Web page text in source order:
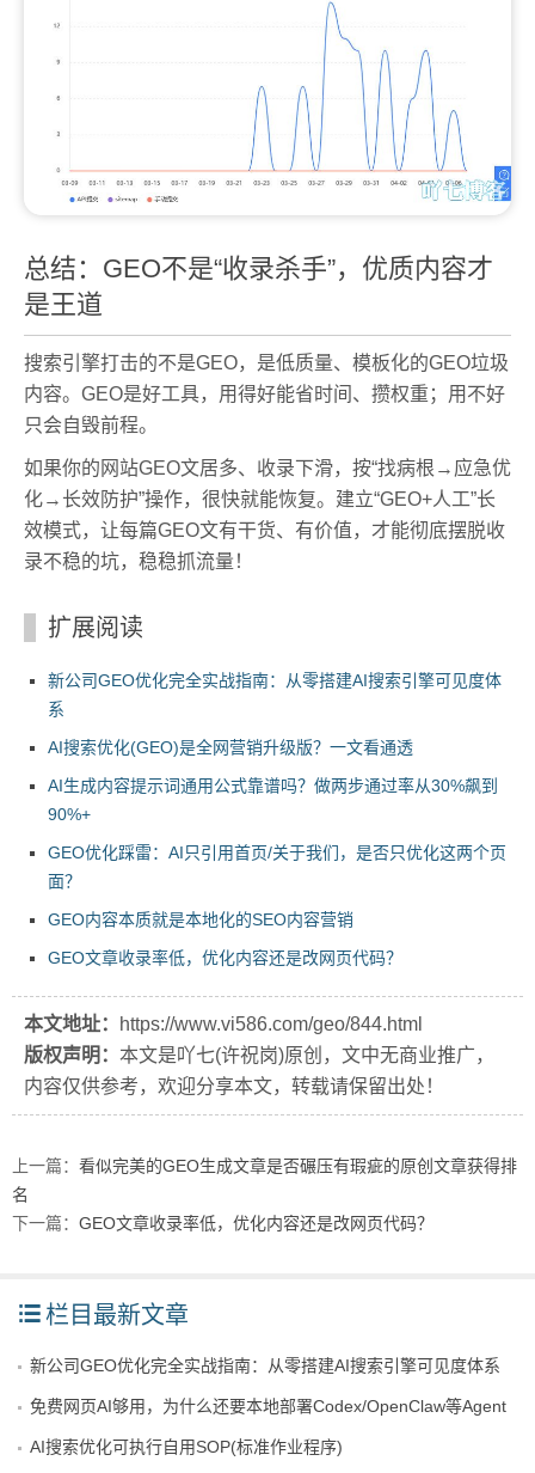
总结：GEO不是“收录杀手”，优质内容才
是王道
搜索引擎打击的不是GEO，是低质量、模板化的GEO垃圾
内容。GEO是好工具，用得好能省时间、攒权重；用不好
只会自毁前程。
如果你的网站GEO文居多、收录下滑，按“找病根→应急优
化→长效防护”操作，很快就能恢复。建立“GEO+人工”长
效模式，让每篇GEO文有干货、有价值，才能彻底摆脱收
录不稳的坑，稳稳抓流量！
扩展阅读
新公司GEO优化完全实战指南：从零搭建AI搜索引擎可见度体
系
AI搜索优化(GEO)是全网营销升级版？一文看通透
AI生成内容提示词通用公式靠谱吗？做两步通过率从30%飙到
90%+
GEO优化踩雷：AI只引用首页/关于我们，是否只优化这两个页
面？
GEO内容本质就是本地化的SEO内容营销
GEO文章收录率低，优化内容还是改网页代码？
本文地址：
https://www.vi586.com/geo/844.html
版权声明： 本文是吖七(许祝岗)原创，文中无商业推广，
内容仅供参考，欢迎分享本文，转载请保留出处！
上一篇： 看似完美的GEO生成文章是否碾压有瑕疵的原创文章获得排
名
下一篇： GEO文章收录率低，优化内容还是改网页代码？
栏目最新文章
新公司GEO优化完全实战指南：从零搭建AI搜索引擎可见度体系
免费网页AI够用，为什么还要本地部署Codex/OpenClaw等Agent
AI搜索优化可执行自用SOP(标准作业程序)